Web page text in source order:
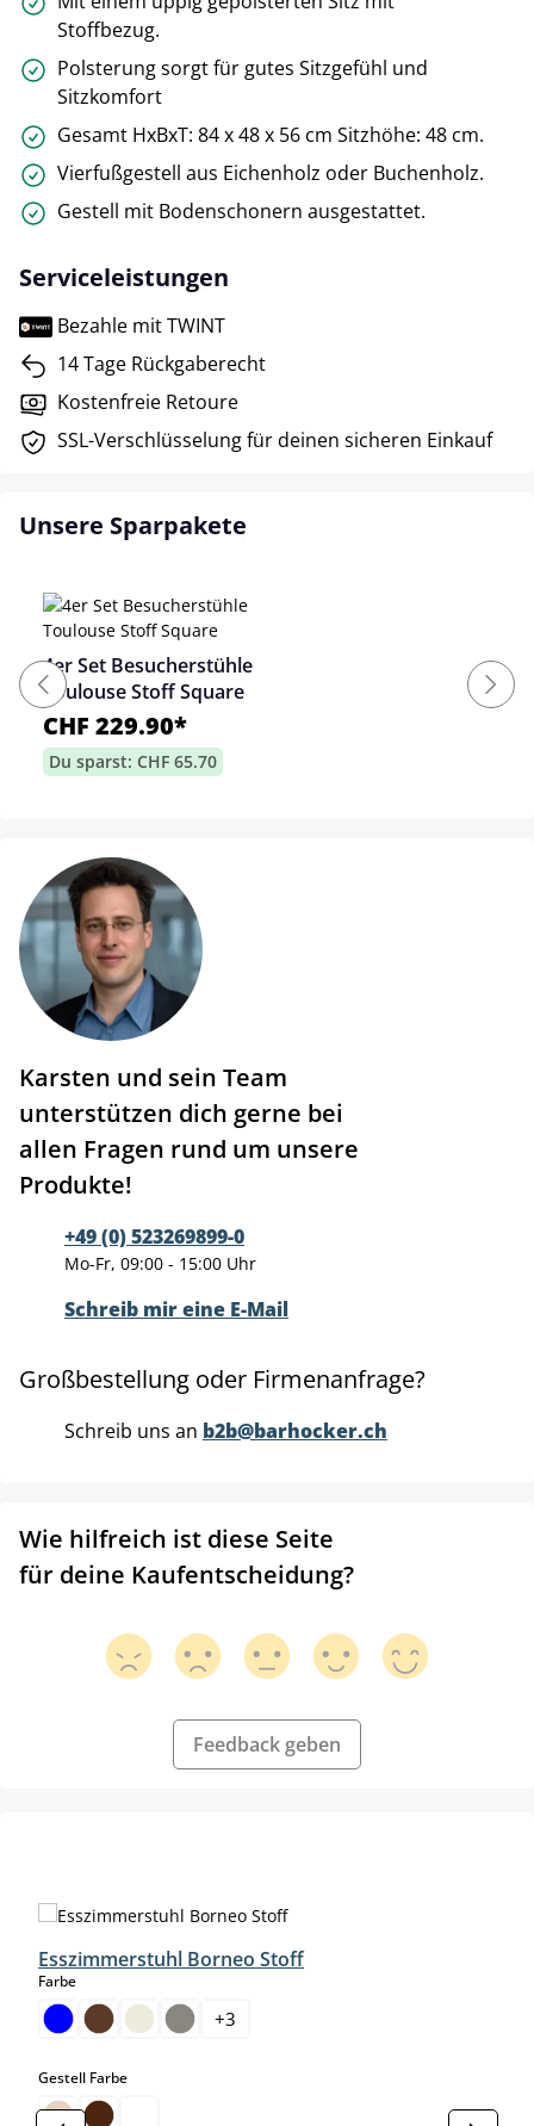
Stoffbezug.
Polsterung sorgt für gutes Sitzgefühl und
Sitzkomfort
Gesamt HxBxT: 84 x 48 x 56 cm Sitzhöhe: 48 cm.
Vierfußgestell aus Eichenholz oder Buchenholz.
Gestell mit Bodenschonern ausgestattet.
Serviceleistungen
Bezahle mit TWINT
14 Tage Rückgaberecht
Kostenfreie Retoure
SSL-Verschlüsselung für deinen sicheren Einkauf
Unsere Sparpakete
4er Set Besucherstühle
Toulouse Stoff Square
CHF 229.90*
Du sparst: CHF 65.70
Karsten und sein Team
unterstützen dich gerne bei
allen Fragen rund um unsere
Produkte!
+49 (0) 523269899-0
Mo-Fr, 09:00 - 15:00 Uhr
Schreib mir eine E-Mail
Großbestellung oder Firmenanfrage?
Schreib uns an b2b@barhocker.ch
Wie hilfreich ist diese Seite
für deine Kaufentscheidung?
Feedback geben
Esszimmerstuhl Borneo Stoff
Farbeauswählen
+3
Gestell Farbeauswählen